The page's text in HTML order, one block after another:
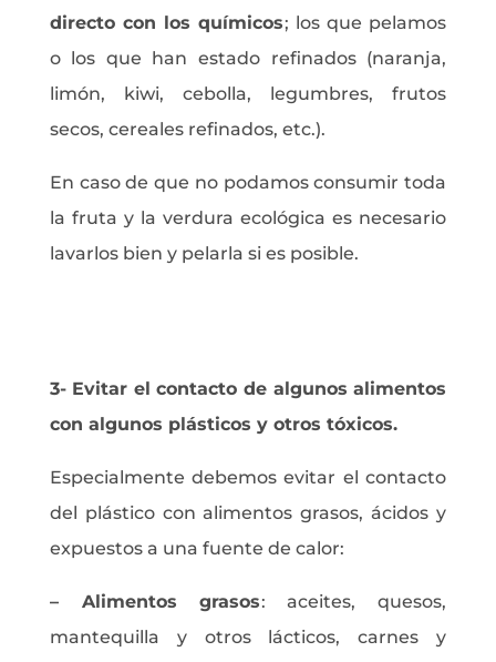
directo con los químicos; los que pelamos
o los que han estado refinados (naranja,
limón, kiwi, cebolla, legumbres, frutos
secos, cereales refinados, etc.).
En caso de que no podamos consumir toda
la fruta y la verdura ecológica es necesario
lavarlos bien y pelarla si es posible.
3- Evitar el contacto de algunos alimentos
con algunos plásticos y otros tóxicos.
Especialmente debemos evitar el contacto
del plástico con alimentos grasos, ácidos y
expuestos a una fuente de calor:
– Alimentos grasos: aceites, quesos,
mantequilla y otros lácticos, carnes y